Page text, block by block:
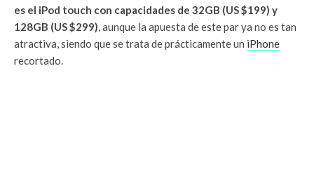
es el iPod touch con capacidades de 32GB (US $199) y
128GB (US $299), aunque la apuesta de este par ya no es tan
atractiva, siendo que se trata de prácticamente un iPhone
recortado.